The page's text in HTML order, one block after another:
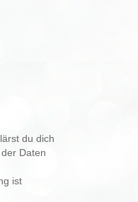
du dich
Daten
ist